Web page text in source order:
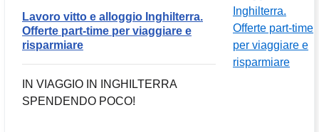
Lavoro vitto e alloggio Inghilterra.
Offerte part-time per viaggiare e
risparmiare
IN VIAGGIO IN INGHILTERRA
SPENDENDO POCO!